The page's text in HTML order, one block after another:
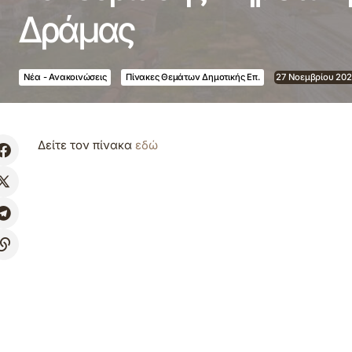
Δράμας
Νέα - Ανακοινώσεις Πίνακες Θεμάτων Δημοτικής Επ. 27 Νοεμβρίου
Δείτε τον πίνακα εδώ